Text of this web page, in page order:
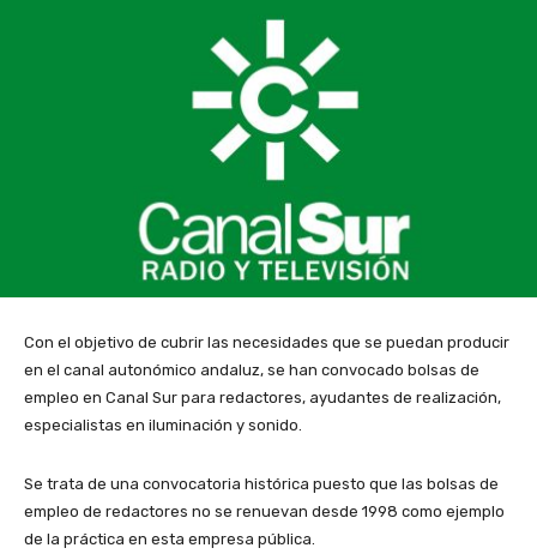
Con el objetivo de cubrir las necesidades que se puedan producir
en el canal autonómico andaluz, se han convocado bolsas de
empleo en Canal Sur para redactores, ayudantes de realización,
especialistas en iluminación y sonido.
Se trata de una convocatoria histórica puesto que las bolsas de
empleo de redactores no se renuevan desde 1998 como ejemplo
de la práctica en esta empresa pública.